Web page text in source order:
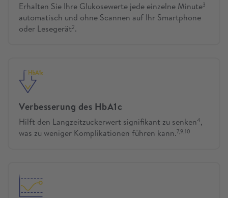
Erhalten Sie Ihre Glukosewerte jede einzelne Minute3
automatisch und ohne Scannen auf Ihr Smartphone
oder Lesegerät2.
Verbesserung des HbA1c
Hilft den Langzeitzuckerwert signifikant zu senken4,
was zu weniger Komplikationen führen kann.7,9,10